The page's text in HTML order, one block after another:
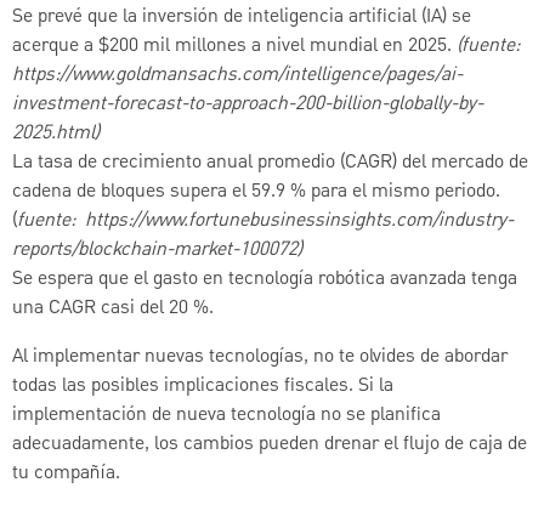
Se prevé que la inversión de inteligencia artificial (IA) se
acerque a $200 mil millones a nivel mundial en 2025. (fuente:
https://www.goldmansachs.com/intelligence/pages/ai-
investment-forecast-to-approach-200-billion-globally-by-
2025.html)
La tasa de crecimiento anual promedio (CAGR) del mercado de
cadena de bloques supera el 59.9 % para el mismo periodo.
(fuente: https://www.fortunebusinessinsights.com/industry-
reports/blockchain-market-100072)
Se espera que el gasto en tecnología robótica avanzada tenga
una CAGR casi del 20 %.
Al implementar nuevas tecnologías, no te olvides de abordar
todas las posibles implicaciones fiscales. Si la
implementación de nueva tecnología no se planifica
adecuadamente, los cambios pueden drenar el flujo de caja de
tu compañía.